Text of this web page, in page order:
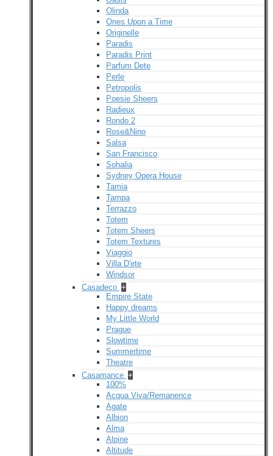
Olinda
Ones Upon a Time
Originelle
Paradis
Paradis Print
Parfum Dete
Perle
Petropolis
Poesie Sheers
Radieux
Rondo 2
Rose&Nino
Salsa
San Francisco
Sohalia
Sydney Opera House
Tamia
Tampa
Terrazzo
Totem
Totem Sheers
Totem Textures
Viaggio
Villa D'ete
Windsor
Casadeco +
Empire State
Happy dreams
My Little World
Prague
Slowtime
Summertime
Theatre
Casamance +
100%
Acqua Viva/Remanence
Agate
Albion
Alma
Alpine
Altitude